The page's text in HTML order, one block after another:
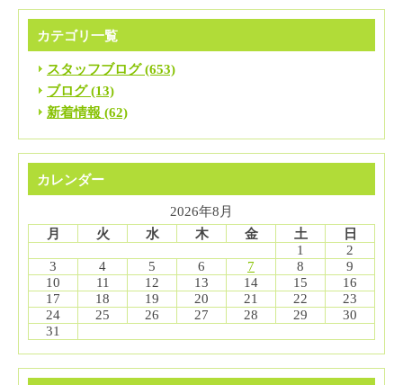
カテゴリ一覧
スタッフブログ (653)
ブログ (13)
新着情報 (62)
カレンダー
2026年8月
月
火 水 木 金 土
日
1
2
3
4 5 6 7 8
9
10
11 12 13 14 15
16
17
18 19 20 21 22
23
24
25 26 27 28 29
30
31